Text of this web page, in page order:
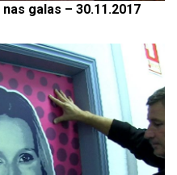
galas – 30.11.2017